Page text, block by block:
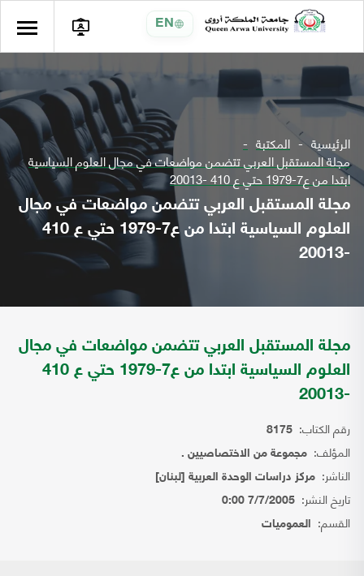
EN
الرئيسية المكتبة
مجلة المستقبل العربي تتضمن مواضعات في مجال العلوم السياسية
ابتدا من ع7-1979 حتي ع 410 -20013
مجلة المستقبل العربي تتضمن مواضعات في مجال
العلوم السياسية ابتدا من ع7-1979 حتي ع 410
-20013
مجلة المستقبل العربي تتضمن مواضعات في مجال
العلوم السياسية ابتدا من ع7-1979 حتي ع 410
-20013
رقم الكتاب: 8175
المؤلف: مجموعة من الاختصاصيين .
الناشر: مركز دراسات الوحدة العربية [لبنان]
تاريخ النشر: 7/7/2005 0:00
القسم: العموميات